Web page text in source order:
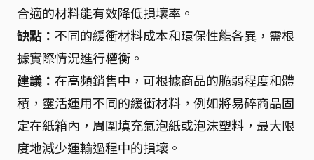
合適的材料能有效降低損壞率。
缺點： 不同的緩衝材料成本和環保性能各異，需根
據實際情況進行權衡。
建議： 在高頻銷售中，可根據商品的脆弱程度和體
積，靈活運用不同的緩衝材料，例如將易碎商品固
定在紙箱內，周圍填充氣泡紙或泡沫塑料，最大限
度地減少運輸過程中的損壞。